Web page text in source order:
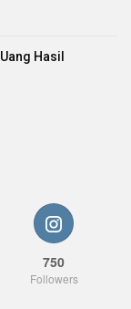
Hasil
750
Followers